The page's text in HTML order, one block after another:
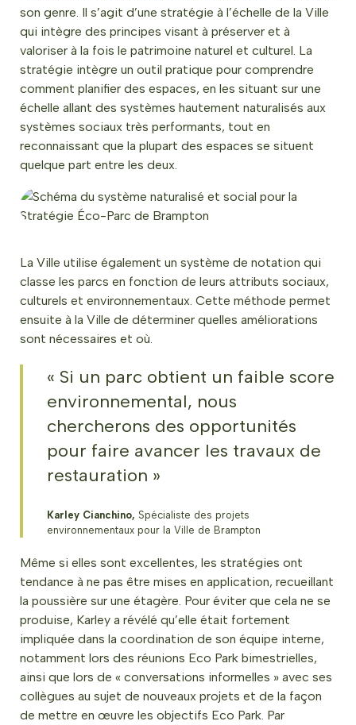
son genre. Il s’agit d’une stratégie à l’échelle de la Ville
qui intègre des principes visant à préserver et à
valoriser à la fois le patrimoine naturel et culturel. La
stratégie intègre un outil pratique pour comprendre
comment planifier des espaces, en les situant sur une
échelle allant des systèmes hautement naturalisés aux
systèmes sociaux très performants, tout en
reconnaissant que la plupart des espaces se situent
quelque part entre les deux.
La Ville utilise également un système de notation qui
classe les parcs en fonction de leurs attributs sociaux,
culturels et environnementaux. Cette méthode permet
ensuite à la Ville de déterminer quelles améliorations
sont nécessaires et où.
« Si un parc obtient un faible score
environnemental, nous
chercherons des opportunités
pour faire avancer les travaux de
restauration »
Karley Cianchino, Spécialiste des projets
environnementaux pour la Ville de Brampton
Même si elles sont excellentes, les stratégies ont
tendance à ne pas être mises en application, recueillant
la poussière sur une étagère. Pour éviter que cela ne se
produise, Karley a révélé qu’elle était fortement
impliquée dans la coordination de son équipe interne,
notamment lors des réunions Eco Park bimestrielles,
ainsi que lors de « conversations informelles » avec ses
collègues au sujet de nouveaux projets et de la façon
de mettre en œuvre les objectifs Eco Park. Par